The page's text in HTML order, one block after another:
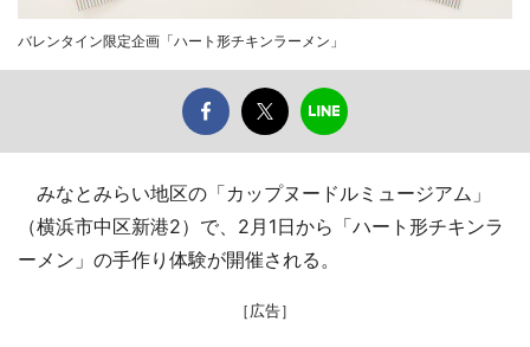
バレンタイン限定企画「ハート形チキンラーメン」
みなとみらい地区の「カップヌードルミュージアム」
（横浜市中区新港2）で、2月1日から「ハート形チキンラ
ーメン」の手作り体験が開催される。
［広告］